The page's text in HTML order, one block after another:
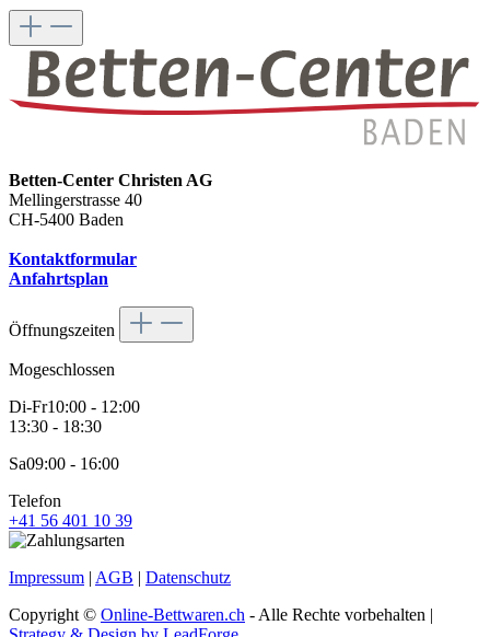
Betten-Center Christen AG
Mellingerstrasse 40
CH-5400 Baden
Kontaktformular
Anfahrtsplan
Öffnungszeiten
Mogeschlossen
Di-Fr10:00 - 12:00
13:30 - 18:30
Sa09:00 - 16:00
Telefon
+41 56 401 10 39
Impressum | AGB | Datenschutz
Copyright © Online-Bettwaren.ch - Alle Rechte vorbehalten |